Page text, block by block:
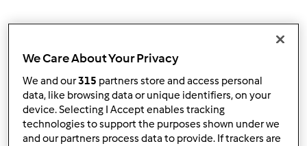
Kolorowa zupa
przezserce78
6 5 Łatwy 4 30min
We Care About Your Privacy
We and our315 partners store and access personal
data, like browsing data or unique identifiers, on your
device. Selecting I Accept enables tracking
technologies to support the purposes shown under we
and our partners process data to provide. If trackers are